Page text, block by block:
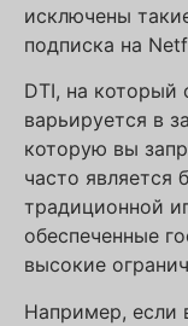
исключены
подписка на
DTI, на который
варьируется в
которую вы
часто является
традиционной
обеспеченные
высокие
Например, если